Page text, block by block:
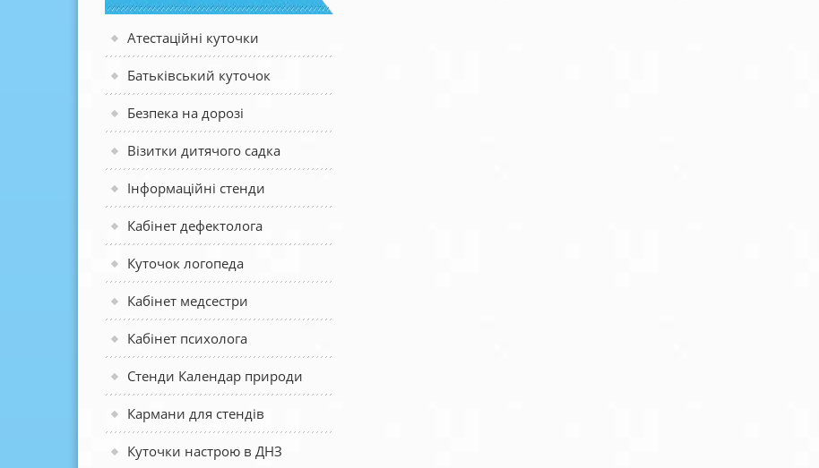
Атестаційні куточки
Батьківський куточок
Безпека на дорозі
Візитки дитячого садка
Інформаційні стенди
Кабінет дефектолога
Куточок логопеда
Кабінет медсестри
Кабінет психолога
Стенди Календар природи
Кармани для стендів
Куточки настрою в ДНЗ